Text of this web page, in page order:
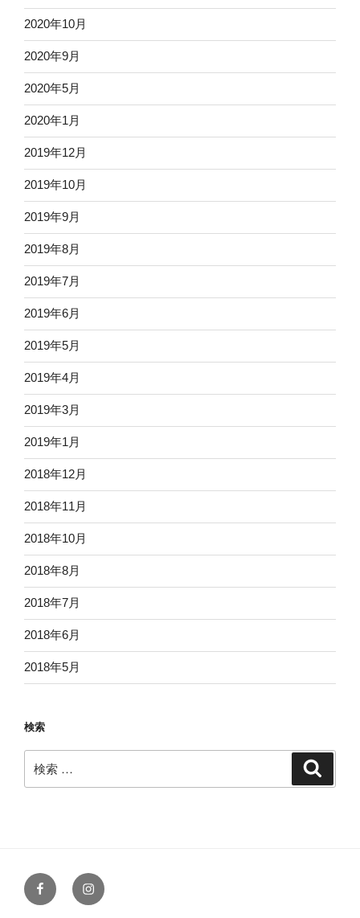
2020年10月
2020年9月
2020年5月
2020年1月
2019年12月
2019年10月
2019年9月
2019年8月
2019年7月
2019年6月
2019年5月
2019年4月
2019年3月
2019年1月
2018年12月
2018年11月
2018年10月
2018年8月
2018年7月
2018年6月
2018年5月
検索
索:
FacebookInstagram